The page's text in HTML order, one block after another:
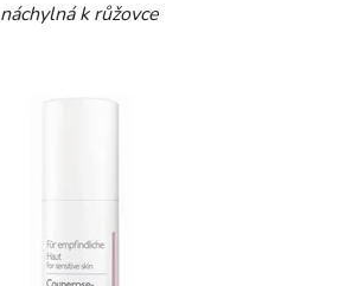
náchylná k růžovce